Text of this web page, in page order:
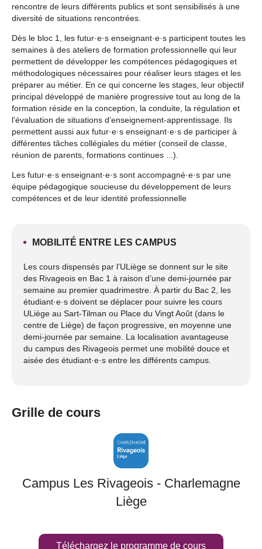
rencontre de leurs différents publics et sont sensibilisés à une
diversité de situations rencontrées.
Dès le bloc 1, les futur·e·s enseignant·e·s participent toutes les
semaines à des ateliers de formation professionnelle qui leur
permettent de développer les compétences pédagogiques et
méthodologiques nécessaires pour réaliser leurs stages et les
préparer au métier. En ce qui concerne les stages, leur objectif
principal développé de manière progressive tout au long de la
formation réside en la conception, la conduite, la régulation et
l’évaluation de situations d’enseignement-apprentissage. Ils
permettent aussi aux futur·e·s enseignant·e·s de participer à
différentes tâches collégiales du métier (conseil de classe,
réunion de parents, formations continues ...).
Les futur·e·s enseignant·e·s sont accompagné·e·s par une
équipe pédagogique soucieuse du développement de leurs
compétences et de leur identité professionnelle
MOBILITÉ ENTRE LES CAMPUS
Les cours dispensés par l’ULiège se donnent sur le site
des Rivageois en Bac 1 à raison d’une demi-journée par
semaine au premier quadrimestre. À partir du Bac 2, les
étudiant·e·s doivent se déplacer pour suivre les cours
ULiège au Sart-Tilman ou Place du Vingt Août (dans le
centre de Liège) de façon progressive, en moyenne une
demi-journée par semaine. La localisation avantageuse
du campus des Rivageois permet une mobilité douce et
aisée des étudiant·e·s entre les différents campus.
Grille de cours
Campus Les Rivageois - Charlemagne
Liège
Téléchargez le programme de cours